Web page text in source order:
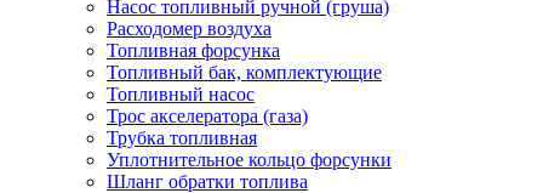
Насос топливный ручной (груша)
Расходомер воздуха
Топливная форсунка
Топливный бак, комплектующие
Топливный насос
Трос акселератора (газа)
Трубка топливная
Уплотнительное кольцо форсунки
Шланг обратки топлива